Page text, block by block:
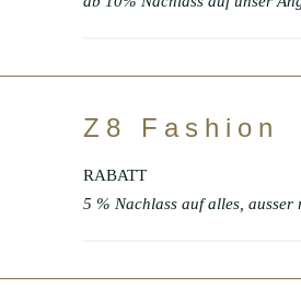
Z8 Fashion
RABATT
5 % Nachlass auf alles,